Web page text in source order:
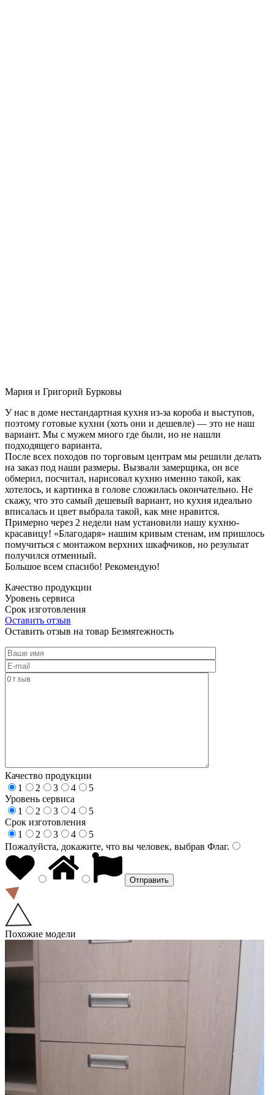
Мария и Григорий Бурковы
У нас в доме нестандартная кухня из-за короба и выступов,
поэтому готовые кухни (хоть они и дешевле) — это не наш
вариант. Мы с мужем много где были, но не нашли
подходящего варианта.
После всех походов по торговым центрам мы решили делать
на заказ под наши размеры. Вызвали замерщика, он все
обмерил, посчитал, нарисовал кухню именно такой, как
хотелось, и картинка в голове сложилась окончательно. Не
скажу, что это самый дешевый вариант, но кухня идеально
вписалась и цвет выбрала такой, как мне нравится.
Примерно через 2 недели нам установили нашу кухню-
красавицу! «Благодаря» нашим кривым стенам, им пришлось
помучиться с монтажом верхних шкафчиков, но результат
получился отменный.
Большое всем спасибо! Рекомендую!
Качество продукции
Уровень сервиса
Срок изготовления
Оставить отзыв
Оставить отзыв на товар Безмятежность
Качество продукции
1
2 3 4
5
Уровень сервиса
1
2 3 4
5
Срок изготовления
1
2 3 4
5
Пожалуйста, докажите, что вы человек, выбрав Флаг.
Похожие модели